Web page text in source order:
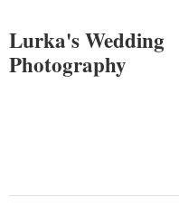
Lurka's Wedding
Photography